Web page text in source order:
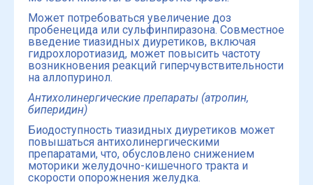
Может потребоваться увеличение доз
пробенецида или сульфинпиразона. Совместное
введение тиазидных диуретиков, включая
гидрохлоротиазид, может повысить частоту
возникновения реакций гиперчувствительности
на аллопуринол.
Антихолинергические препараты (атропин,
биперидин)
Биодоступность тиазидных диуретиков может
повышаться антихолинергическими
препаратами, что, обусловлено снижением
моторики желудочно-кишечного тракта и
скорости опорожнения желудка.